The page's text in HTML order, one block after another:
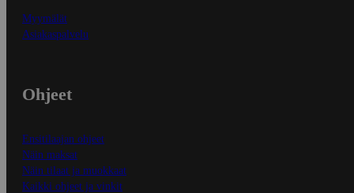
Myymälät
Asiakaspalvelu
Ohjeet
Ensitilaajan ohjeet
Näin maksat
Näin tilaat ja muokkaat
Kaikki ohjeet ja vinkit